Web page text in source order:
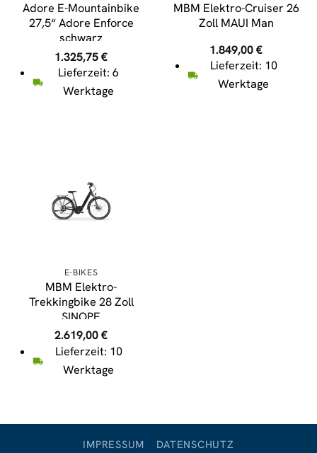
Adore E-Mountainbike
27,5“ Adore Enforce
schwarz
1.325,75€
Lieferzeit: 6
Werktage
MBM Elektro-Cruiser 26
Zoll MAUI Man
1.849,00€
Lieferzeit: 10
Werktage
E-BIKES
MBM Elektro-
Trekkingbike 28 Zoll
SINOPE
2.619,00€
Lieferzeit: 10
Werktage
IMPRESSUM DATENSCHUTZ